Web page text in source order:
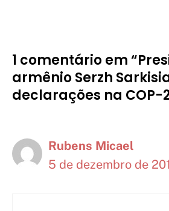
1 comentário em
armênio Serzh
declarações na COP-
Rubens Micael
5 de dezembro de